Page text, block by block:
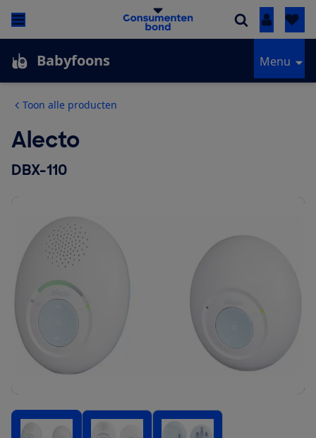
Inloggen
Babyfoons Menu
Toon alle producten
Alecto
DBX-110